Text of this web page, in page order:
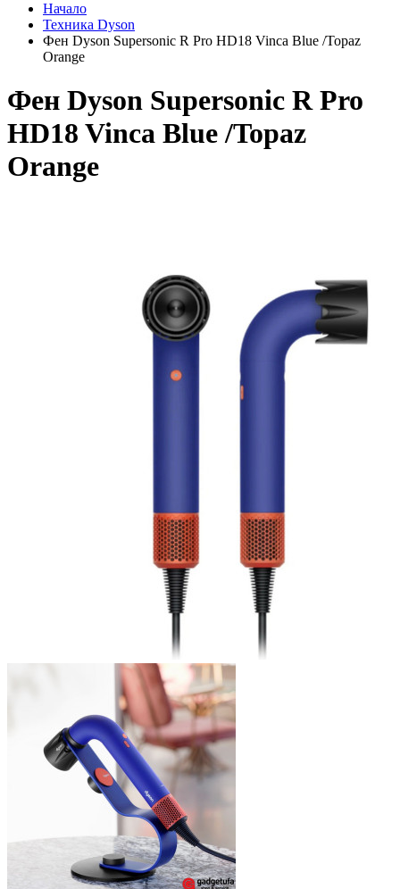
Начало
Техника Dyson
Фен Dyson Supersonic R Pro HD18 Vinca Blue /Topaz
Orange
Фен Dyson Supersonic R Pro
HD18 Vinca Blue /Topaz
Orange